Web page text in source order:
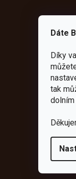
Dáte
Díky
tak
dolním
informace o